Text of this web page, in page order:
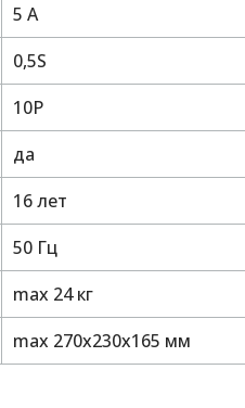
5 А
0,5S
10Р
да
16 лет
50 Гц
max 24 кг
max 270х230х165 мм